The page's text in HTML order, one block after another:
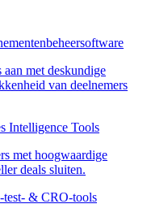
aan met deskundige
van deelnemers
Intelligence Tools
met hoogwaardige
deals sluiten.
test- & CRO-tools